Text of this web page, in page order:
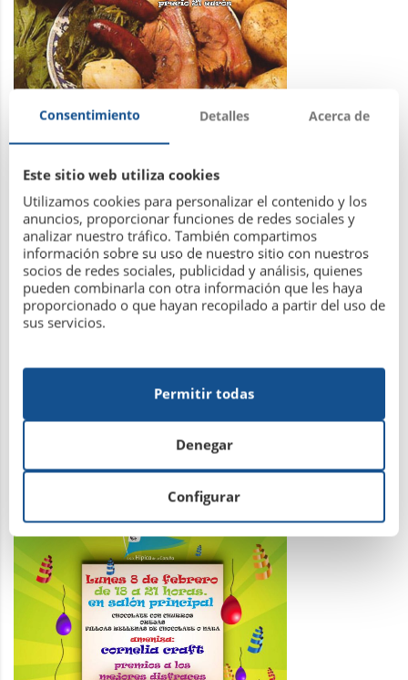
Leer más
Fiesta Infantil de Disfraces
20 de enero de 2016
Consentimiento Detalles Acerca de
Este sitio web utiliza cookies
Utilizamos cookies para personalizar el contenido y los
anuncios, proporcionar funciones de redes sociales y
analizar nuestro tráfico. También compartimos
información sobre su uso de nuestro sitio con nuestros
socios de redes sociales, publicidad y análisis, quienes
pueden combinarla con otra información que les haya
proporcionado o que hayan recopilado a partir del uso de
sus servicios.
Configurar
Denegar
Permitir todas